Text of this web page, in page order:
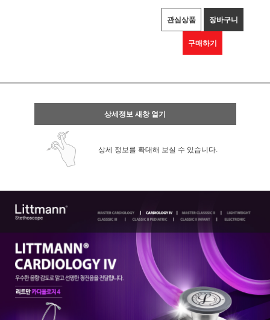
관심상품 장바구니
구매하기
상세정보 새창 열기
상세 정보를 확대해 보실 수 있습니다.